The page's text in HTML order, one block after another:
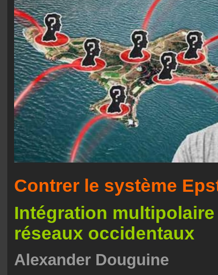
Contrer le système
Intégration
réseaux occidentaux
Alexander Douguine